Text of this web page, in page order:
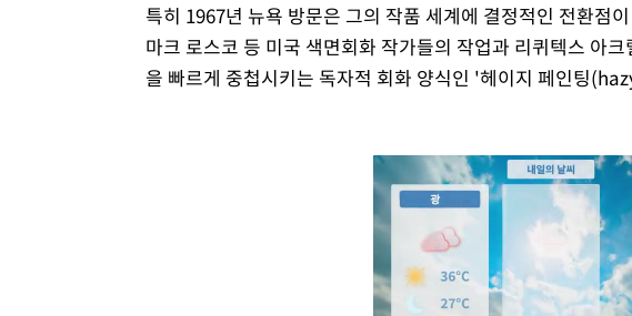
특히 1967년 뉴욕 방문은 그의 작품 세계에 결정적인 전환점
마크 로스코 등 미국 색면회화 작가들의 작업과 리퀴텍스 아
을 빠르게 중첩시키는 독자적 회화 양식인 '헤이지 페인팅